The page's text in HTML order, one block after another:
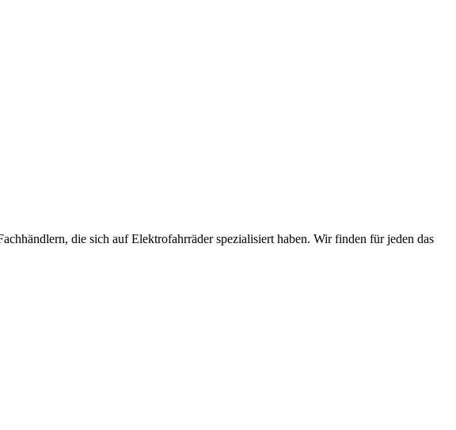
die sich auf Elektrofahrräder spezialisiert haben. Wir finden für jeden das